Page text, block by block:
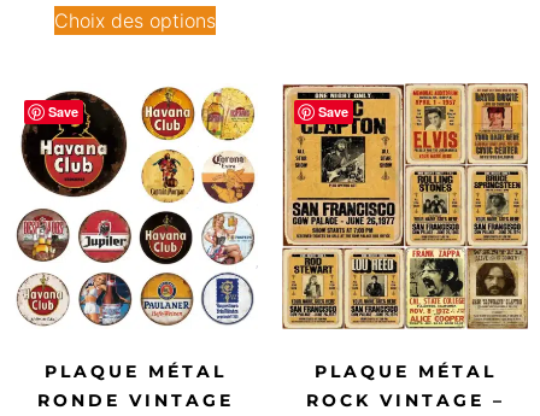
Choix des options
Save
PLAQUE MÉTAL
RONDE VINTAGE
Save
PLAQUE MÉTAL
ROCK VINTAGE –